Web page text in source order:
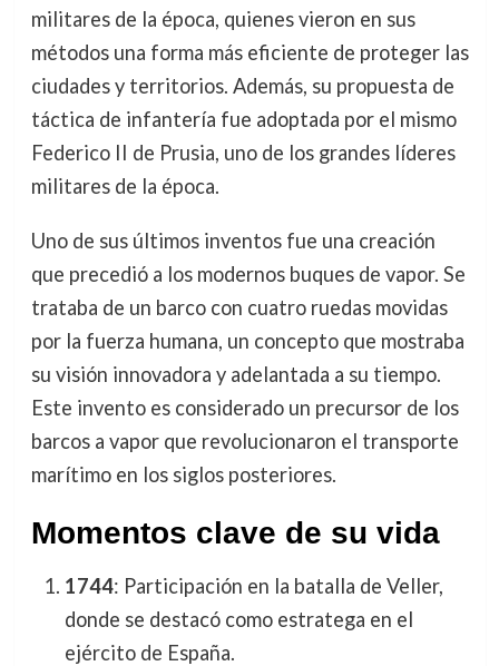
militares de la época, quienes vieron en sus
métodos una forma más eficiente de proteger las
ciudades y territorios. Además, su propuesta de
táctica de infantería fue adoptada por el mismo
Federico II de Prusia, uno de los grandes líderes
militares de la época.
Uno de sus últimos inventos fue una creación
que precedió a los modernos buques de vapor. Se
trataba de un barco con cuatro ruedas movidas
por la fuerza humana, un concepto que mostraba
su visión innovadora y adelantada a su tiempo.
Este invento es considerado un precursor de los
barcos a vapor que revolucionaron el transporte
marítimo en los siglos posteriores.
Momentos clave de su vida
1744: Participación en la batalla de Veller,
donde se destacó como estratega en el
ejército de España.